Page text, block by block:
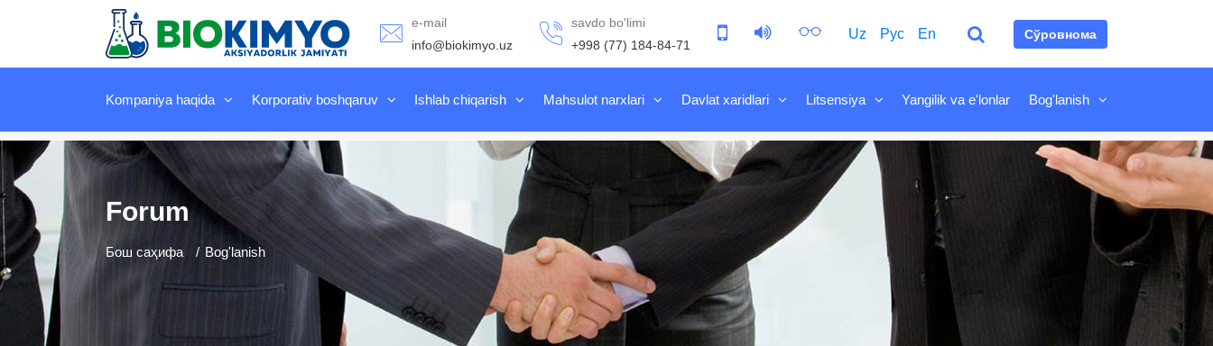
e-mail
info@biokimyo.uz
savdo bo'limi
+998 (77) 184-84-71
Uz Рус En Сўровнома
Kompaniya haqida Korporativ boshqaruv Ishlab chiqarish Mahsulot narxlari Davlat xaridlari Litsensiya Yangilik va e'lonlar Bog'lanish
Forum
Бош саҳифа Bog'lanish